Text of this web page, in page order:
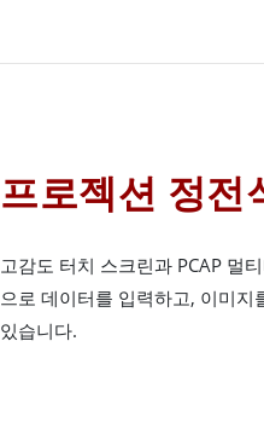
프로젝션 정전
고감도 터치 스크린과 PCAP 멀
으로 데이터를 입력하고, 이미
있습니다.